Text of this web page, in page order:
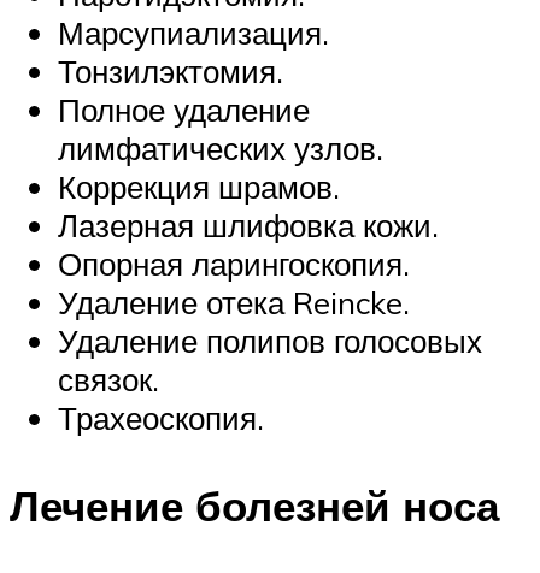
Марсупиализация.
Тонзилэктомия.
Полное удаление
лимфатических узлов.
Коррекция шрамов.
Лазерная шлифовка кожи.
Опорная ларингоскопия.
Удаление отека Reincke.
Удаление полипов голосовых
связок.
Трахеоскопия.
Лечение болезней носа